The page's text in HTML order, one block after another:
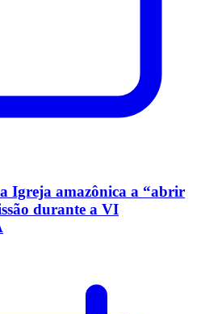
Igreja amazônica a “abrir
durante a VI